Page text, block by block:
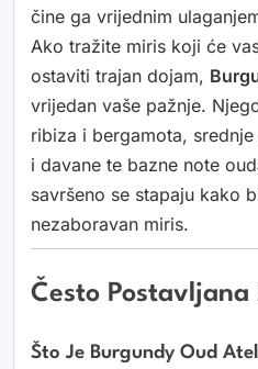
čine ga vrijednim
Ako tražite miris koji će
ostaviti trajan dojam,
vrijedan vaše pažnje.
ribiza i bergamota,
i davane te bazne note
savršeno se stapaju kako
nezaboravan miris.
Često Postavljana
Što Je Burgundy Oud